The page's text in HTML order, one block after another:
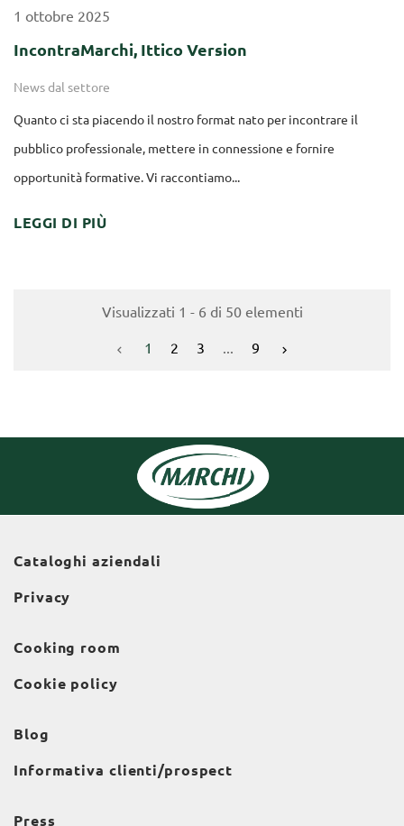
1 ottobre 2025
IncontraMarchi, Ittico Version
News dal settore
Quanto ci sta piacendo il nostro format nato per incontrare il
pubblico professionale, mettere in connessione e fornire
opportunità formative. Vi raccontiamo...
LEGGI DI PIÙ
Visualizzati 1 - 6 di 50 elementi
 1 2 3 ... 9 
Cataloghi aziendali
Privacy
Cooking room
Cookie policy
Blog
Informativa clienti/prospect
Press